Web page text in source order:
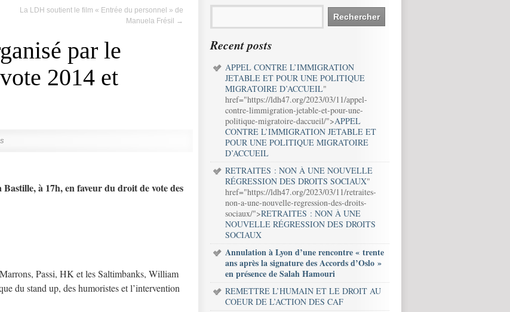
La LDH soutient le film « Entrée du personnel » de
Manuela Frésil
→
par le
2014 et
Bastille, à 17h, en faveur du droit de vote des
Passi, HK et les Saltimbanks, William
du stand up, des humoristes et l’intervention
Recent posts
APPEL CONTRE L’IMMIGRATION
JETABLE ET POUR UNE POLITIQUE
MIGRATOIRE D’ACCUEIL"
href="https://ldh47.org/2023/03/11/appel-
contre-limmigration-jetable-et-pour-une-
politique-migratoire-daccueil/">APPEL
CONTRE L’IMMIGRATION JETABLE ET
POUR UNE POLITIQUE MIGRATOIRE
D’ACCUEIL
RETRAITES : NON À UNE NOUVELLE
RÉGRESSION DES DROITS SOCIAUX"
href="https://ldh47.org/2023/03/11/retraites-
non-a-une-nouvelle-regression-des-droits-
sociaux/">RETRAITES : NON À UNE
NOUVELLE RÉGRESSION DES DROITS
SOCIAUX
Annulation à Lyon d’une rencontre « trente
ans après la signature des Accords d’Oslo »
en présence de Salah Hamouri
REMETTRE L’HUMAIN ET LE DROIT AU
COEUR DE L’ACTION DES CAF